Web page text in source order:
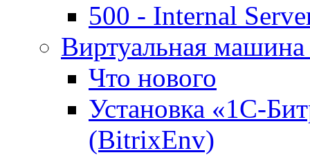
500 - Internal
Виртуальная
Что нового
Установка «1С-
(BitrixEnv)